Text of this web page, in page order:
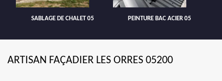
SABLAGE DE CHALET 05 PEINTURE BAC ACIER 05
ARTISAN FAÇADIER LES ORRES 05200